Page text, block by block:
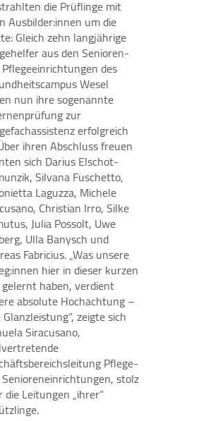
die Prüflinge mit
Ausbilder:innen um die
Gleich zehn langjährige
aus den Senioren-
des
Wesel
nun ihre sogenannte
zur
erfolgreich
ihren Abschluss freuen
sich Darius Elschot-
Silvana Fuschetto,
Laguzza, Michele
Christian Irro, Silke
Julia Possolt, Uwe
Ulla Banysch und
Fabricius. „Was unsere
hier in dieser kurzen
haben, verdient
absolute Hochachtung –
zeigte sich
Siracusano,
Pflege-
stolz
die Leitungen „ihrer“
erforderlich.
von Consent-Einstellungen
erfassen Informationen anonym.
helfen uns zu verstehen, wie
unsere Website nutzen.
Manager / Google Analytics
Limited, Gordon House, Barrow
4, Irland